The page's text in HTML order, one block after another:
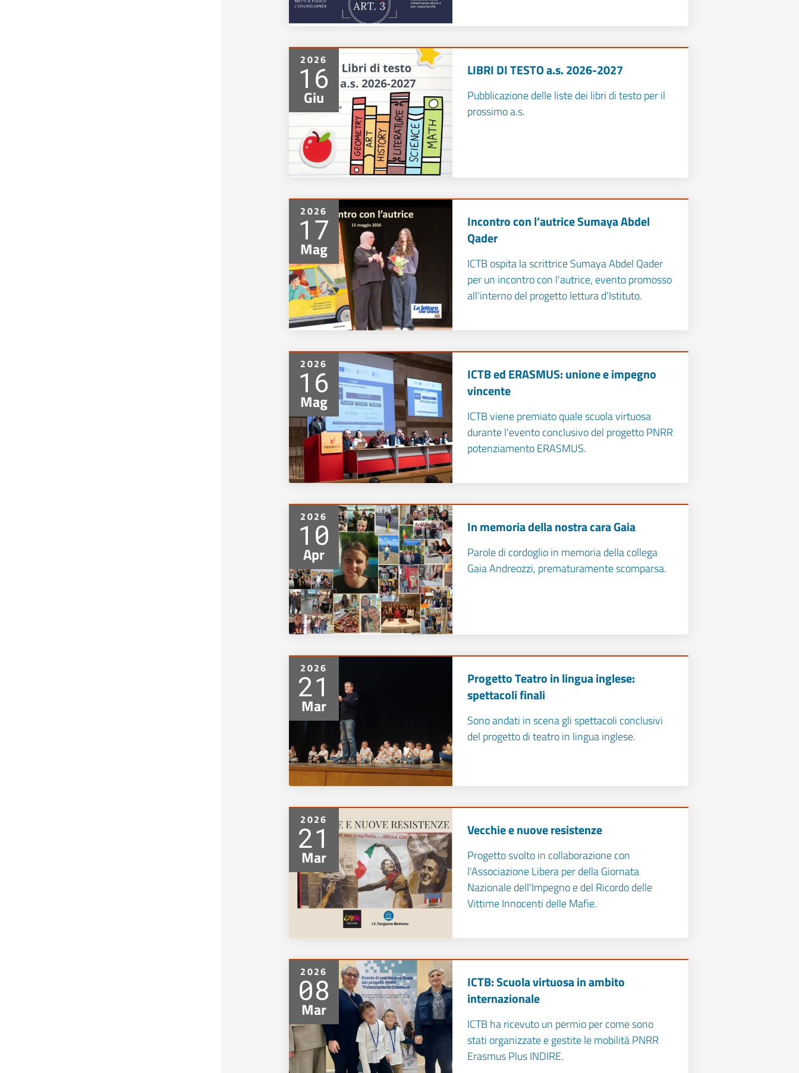
2026
16
Giu
LIBRI DI TESTO a.s. 2026-2027
Pubblicazione delle liste dei libri di testo per il
prossimo a.s.
2026
17
Mag
Incontro con l’autrice Sumaya Abdel
Qader
ICTB ospita la scrittrice Sumaya Abdel Qader
per un incontro con l'autrice, evento promosso
all'interno del progetto lettura d'Istituto.
2026
16
Mag
ICTB ed ERASMUS: unione e impegno
vincente
ICTB viene premiato quale scuola virtuosa
durante l'evento conclusivo del progetto PNRR
potenziamento ERASMUS.
2026
10
Apr
In memoria della nostra cara Gaia
Parole di cordoglio in memoria della collega
Gaia Andreozzi, prematuramente scomparsa.
2026
21
Mar
Progetto Teatro in lingua inglese:
spettacoli finali
Sono andati in scena gli spettacoli conclusivi
del progetto di teatro in lingua inglese.
2026
21
Mar
Vecchie e nuove resistenze
Progetto svolto in collaborazione con
l'Associazione Libera per della Giornata
Nazionale dell'Impegno e del Ricordo delle
Vittime Innocenti delle Mafie.
2026
08
Mar
ICTB: Scuola virtuosa in ambito
internazionale
ICTB ha ricevuto un permio per come sono
stati organizzate e gestite le mobilità PNRR
Erasmus Plus INDIRE.